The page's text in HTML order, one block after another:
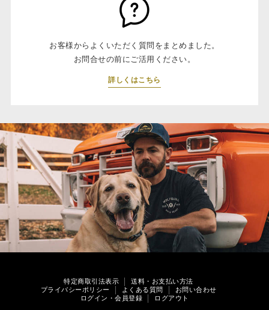
お客様からよくいただく質問をまとめました。
お問合せの前にご活用ください。
詳しくはこちら
特定商取引法表示
送料・お支払い方法
プライバシーポリシー
よくある質問
お問い合わせ
ログイン・会員登録
ログアウト